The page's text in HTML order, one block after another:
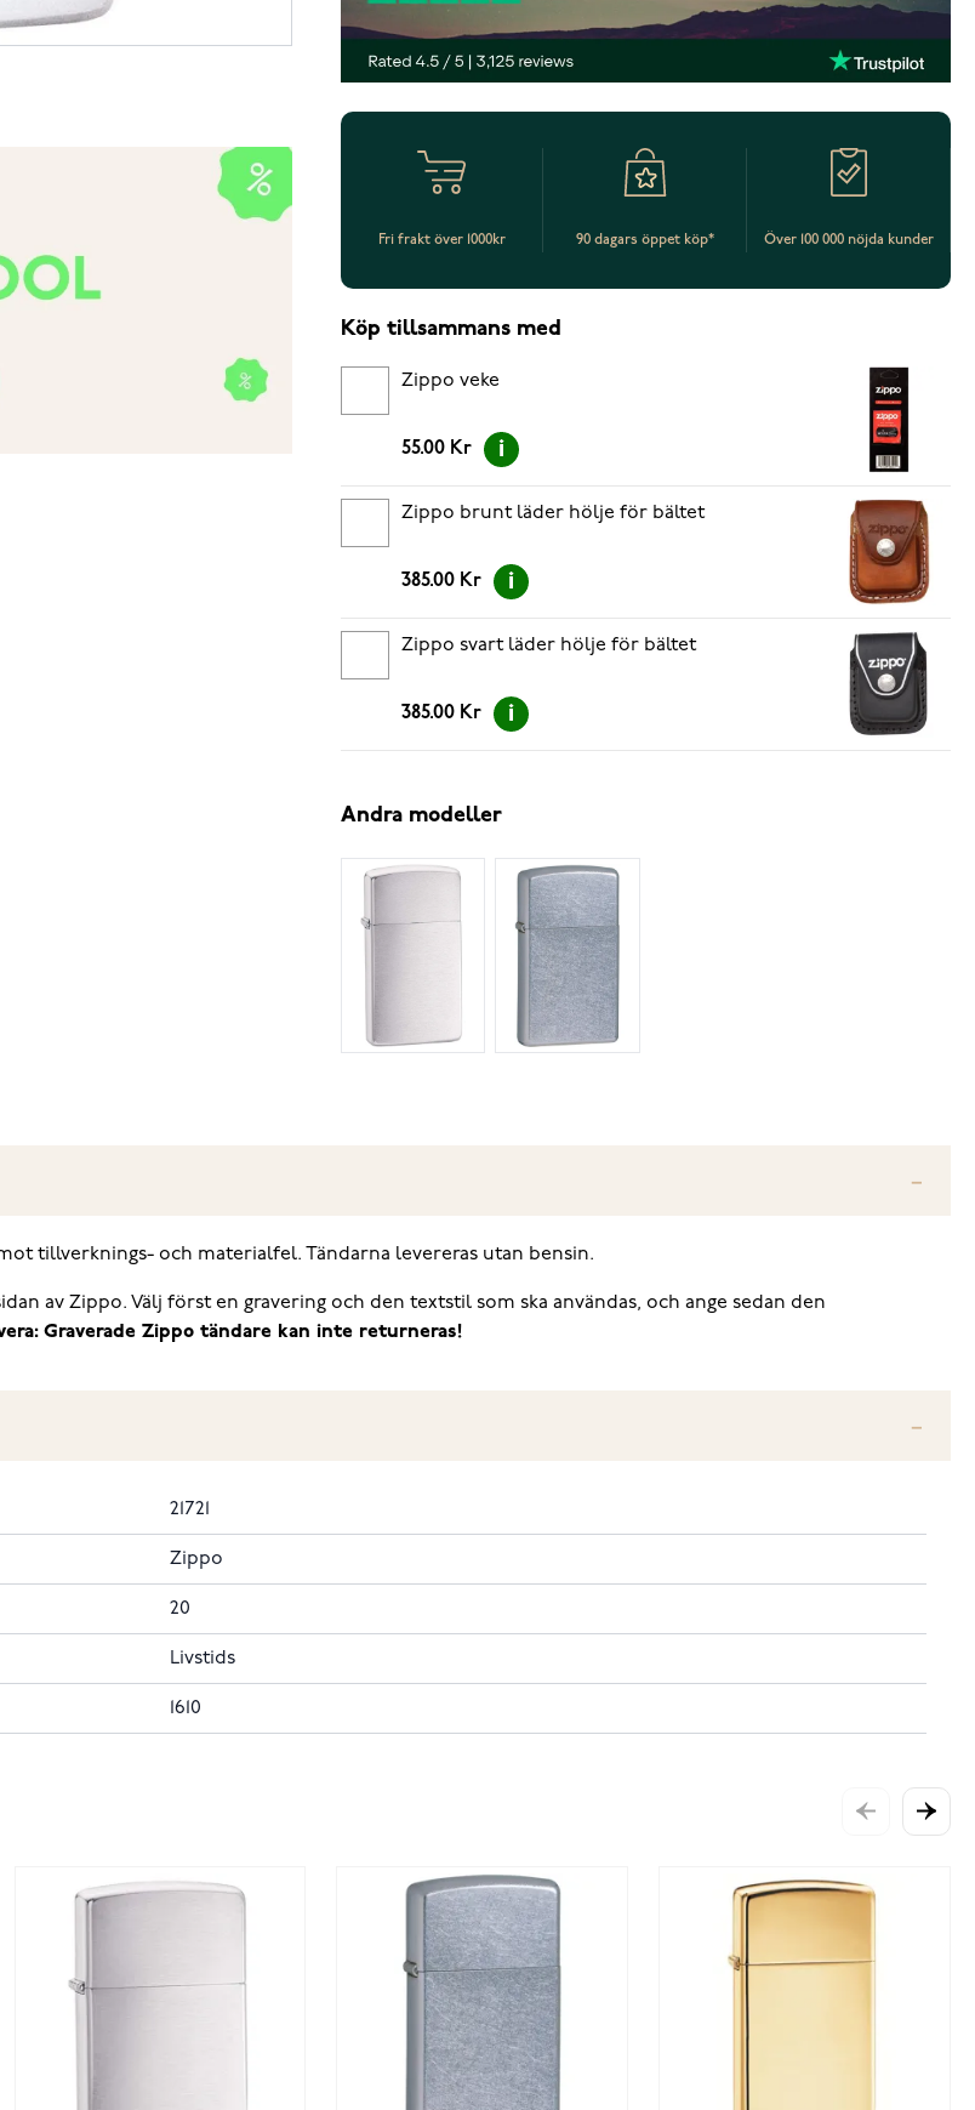
Fri frakt över 1000kr 90 dagars öppet köp* Över 100 000 nöjda kunder
Köp tillsammans med
Zippo veke
55.00 Kr
Zippo brunt läder hölje för bältet
385.00 Kr
Zippo svart läder hölje för bältet
385.00 Kr
Andra modeller
tillverknings- och materialfel. Tändarna levereras utan bensin.
av Zippo. Välj först en gravering och den textstil som ska användas, och ange sedan den
Graverade Zippo tändare kan inte returneras!
21721
Zippo
20
Livstids
1610